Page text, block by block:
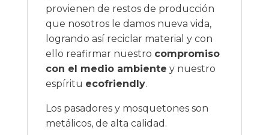
provienen de restos de producción
que nosotros le damos nueva vida,
logrando así reciclar material y con
ello reafirmar nuestro compromiso
con el medio ambiente y nuestro
espíritu ecofriendly.
Los pasadores y mosquetones son
metálicos, de alta calidad.